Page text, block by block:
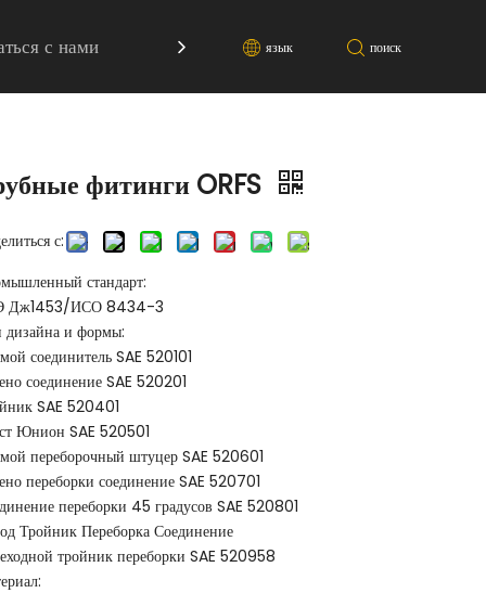
с нами язык поиск
фитинги ORFS
с:
стандарт:
Дж1453/ИСО 8434-3
и формы:
соединитель SAE 520101
соединение SAE 520201
SAE 520401
Юнион SAE 520501
переборочный штуцер SAE 520601
переборки соединение SAE 520701
переборки 45 градусов SAE 520801
Тройник Переборка Соединение
тройник переборки SAE 520958